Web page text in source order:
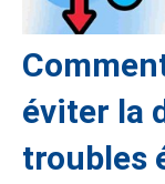
éviter la
troubles